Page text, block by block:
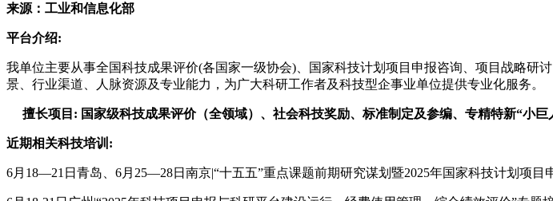
来源：工业和信息化部
平台介绍:
我单位主要从事全国科技成果评价(各国家一级协会) 、国家科技计划项目申报咨询、项目战略研
景、行业渠道、人脉资源及专业能力，为广大科研工作者及科技型企事业单位提供专业化服务。
擅长项目: 国家级科技成果评价（全领域）、社会科技奖励、标准制定及参编、专精特新“小
近期相关科技培训:
6月18—21日青岛、6月25—28日南京|“十五五”重点课题前期研究谋划暨2025年国家科技计划项